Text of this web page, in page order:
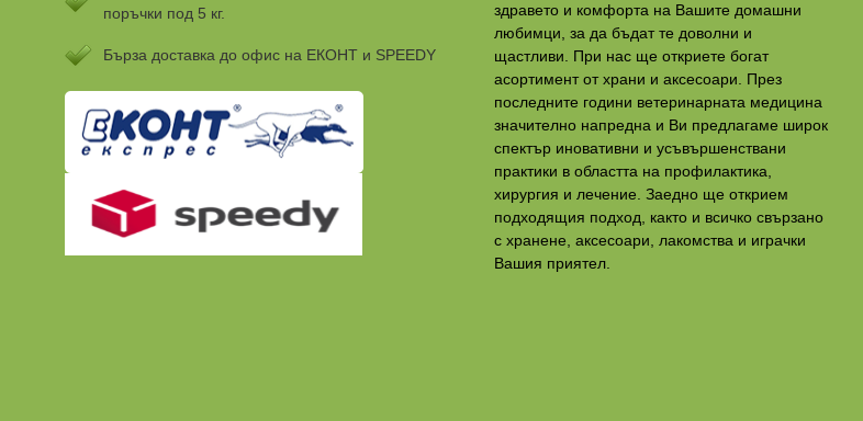
поръчки под 5 кг.
Бързa доставка до офис на ЕКОНТ и SPEEDY
здравето и комфорта на Вашите домашни
любимци, за да бъдат те доволни и
щастливи. При нас ще откриете богат
асортимент от храни и аксесоари. През
последните години ветеринарната медицина
значително напредна и Ви предлагаме широк
спектър иновативни и усъвършенствани
практики в областта на профилактикa,
хирургия и лечение. Заедно ще открием
подходящия подход, както и всичко свързано
с хранене, аксесоари, лакомства и играчки
Вашия приятел.